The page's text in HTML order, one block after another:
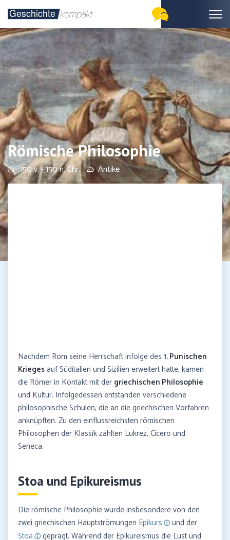
Römische Philosophie
150 v. - 150 n. Chr. Antike
Nachdem Rom seine Herrschaft infolge des1. Punischen
Kriegesauf Süditalien und Sizilien erweitert hatte, kamen
die Römer in Kontakt mit der griechischen Philosophie
und Kultur. Infolgedessen entstanden verschiedene
philosophische Schulen, die an die griechischen Vorfahren
anknüpften. Zu den einflussreichsten römischen
Philosophen der Klassik zählten Lukrez, Cicero und
Seneca.
Stoa und Epikureismus
Die römische Philosophie wurde insbesondere von den
zwei griechischen Hauptströmungen Epikurs
und der
Stoa
geprägt. Während der Epikureismus die Lust und